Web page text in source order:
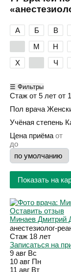
А Б В
М Н
Х
Ч
☰ Фильтры
Стаж от 5 лет от
Пол врача
Учёная степень
Цена приёма
Показать на
Оставить отзыв
Минаев Дмитрий
анестезиолог-
Стаж 18 лет
Записаться на
9 авг Вс
10 авг Пн
11 авг Вт